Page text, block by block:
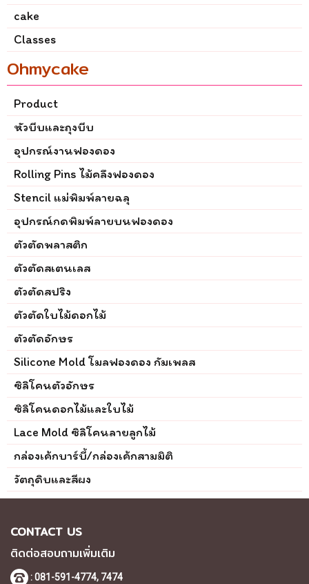
cake
Classes
Ohmycake
Product
หัวบีบและถุงบีบ
อุปกรณ์งานฟองดอง
Rolling Pins ไม้คลึงฟองดอง
Stencil แม่พิมพ์ลายฉลุ
อุปกรณ์กดพิมพ์ลายบนฟองดอง
ตัวตัดพลาสติก
ตัวตัดสเตนเลส
ตัวตัดสปริง
ตัวตัดใบไม้ดอกไม้
ตัวตัดอักษร
Silicone Mold โมลฟองดอง กัมเพลส
ซิลิโคนตัวอักษร
ซิลิโคนดอกไม้และใบไม้
Lace Mold ซิลิโคนลายลูกไม้
กล่องเค้กบาร์บี้/กล่องเค้กสามมิติ
วัตถุดิบและสีผง
CONTACT US
ติดต่อสอบถามเพิ่มเติม
: 081-591-4774, 7474